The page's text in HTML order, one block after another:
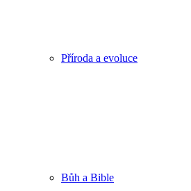
Příroda a evoluce
Bůh a Bible